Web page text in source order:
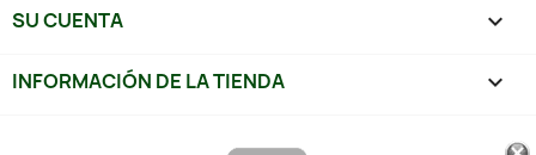
SU CUENTA 
INFORMACIÓN DE LA TIENDA keyboard_arrow_down